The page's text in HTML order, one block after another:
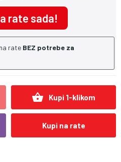
rate sada!
rate BEZ potrebe za
shopping_basket Kupi 1-klikom
Kupi na rate